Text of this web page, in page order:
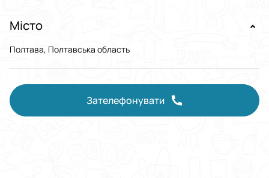
Місто
Полтава, Полтавська область
Зателефонувати